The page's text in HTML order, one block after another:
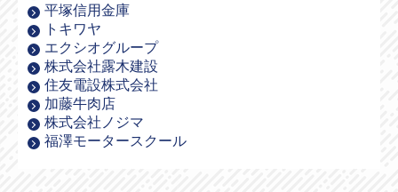
平塚信用金庫
トキワヤ
エクシオグループ
株式会社露木建設
住友電設株式会社
加藤牛肉店
株式会社ノジマ
福澤モータースクール